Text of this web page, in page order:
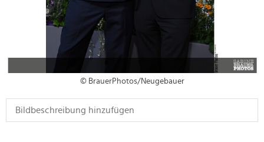
© BrauerPhotos/Neugebauer